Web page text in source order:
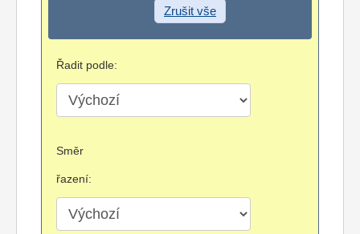
Zrušit vše
Řadit podle:
Směr
řazení: